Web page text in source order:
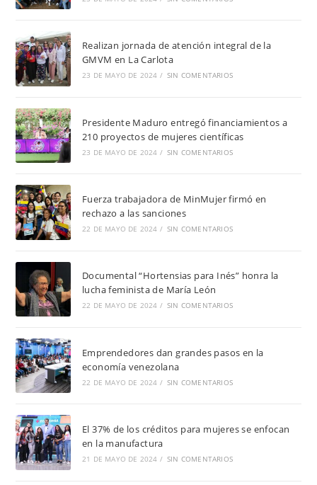
Realizan jornada de atención integral de la
GMVM en La Carlota
23 DE MAYO DE 2024 / SIN COMENTARIOS
Presidente Maduro entregó financiamientos a
210 proyectos de mujeres científicas
23 DE MAYO DE 2024 / SIN COMENTARIOS
Fuerza trabajadora de MinMujer firmó en
rechazo a las sanciones
22 DE MAYO DE 2024 / SIN COMENTARIOS
Documental “Hortensias para Inés” honra la
lucha feminista de María León
22 DE MAYO DE 2024 / SIN COMENTARIOS
Emprendedores dan grandes pasos en la
economía venezolana
22 DE MAYO DE 2024 / SIN COMENTARIOS
El 37% de los créditos para mujeres se enfocan
en la manufactura
21 DE MAYO DE 2024 / SIN COMENTARIOS